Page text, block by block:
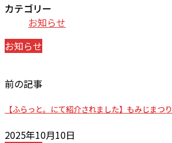
カテゴリー
お知らせ
お知らせ
前の記事
【ふらっと。にて紹介されました】もみじまつり
2025年10月10日